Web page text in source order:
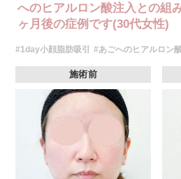
へのヒアルロン酸注入との組
ヶ月後の症例です(30代女性)
#1day小顔脂肪吸引 #あごへのヒアルロン
施術前